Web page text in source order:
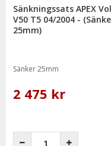
Sänkningssats APEX
V50 T5 04/2004 -
25mm)
Sänker 25mm
2 475 kr